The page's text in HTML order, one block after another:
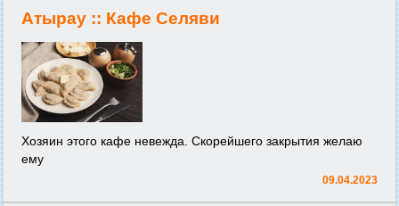
Атырау :: Кафе Селяви
Хозяин этого кафе невежда. Скорейшего закрытия желаю
ему
09.04.2023